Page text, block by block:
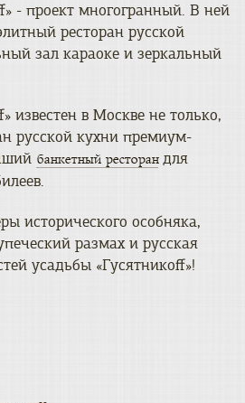
- проект многогранный. В ней
ресторан русской
зал караоке и зеркальный
известен в Москве не только,
русской кухни премиум-
банкетный ресторандля
исторического особняка,
размах и русская
усадьбы «Гусятникоff»!